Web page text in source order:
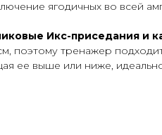
ягодичных во всей
Икс-приседания и
поэтому тренажер
ее выше или ниже,